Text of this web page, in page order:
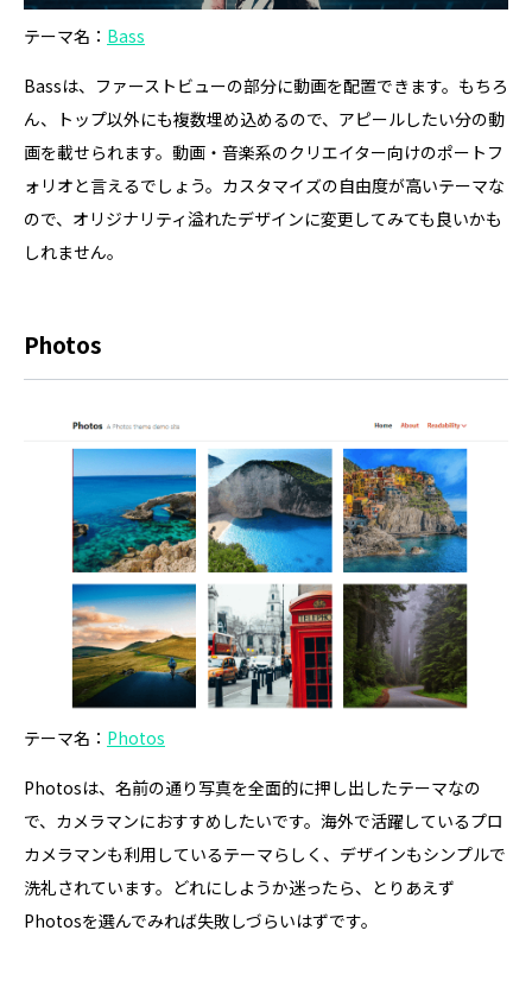
テーマ名： Bass
Bassは、ファーストビューの部分に動画を配置できます。もちろ
ん、トップ以外にも複数埋め込めるので、アピールしたい分の動
画を載せられます。動画・音楽系のクリエイター向けのポートフ
ォリオと言えるでしょう。カスタマイズの自由度が高いテーマな
ので、オリジナリティ溢れたデザインに変更してみても良いかも
しれません。
Photos
テーマ名： Photos
Photosは、名前の通り写真を全面的に押し出したテーマなの
で、カメラマンにおすすめしたいです。海外で活躍しているプロ
カメラマンも利用しているテーマらしく、デザインもシンプルで
洗礼されています。どれにしようか迷ったら、とりあえず
Photosを選んでみれば失敗しづらいはずです。